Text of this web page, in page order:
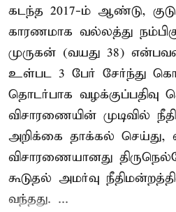
கடந்த 2017-ம் ஆண்டு,
காரணமாக வல்லத்து
முருகன் (வயது 38)
உள்பட 3 பேர் சேர்ந்து
தொடர்பாக வழக்குப்பதிவு
விசாரணையின் முடிவில்
அறிக்கை தாக்கல் செய்து,
விசாரணையானது
கூடுதல் அமர்வு
வந்தது. ...